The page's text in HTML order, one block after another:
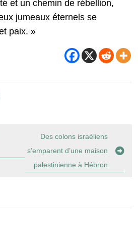
et un chemin de rébellion,
jumeaux éternels se
paix. »
Des colons israéliens
s’emparent d’une maison
palestinienne à Hébron